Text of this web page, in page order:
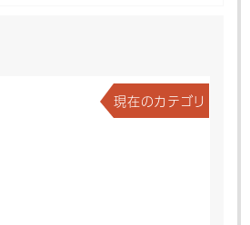
現在のカテゴリ